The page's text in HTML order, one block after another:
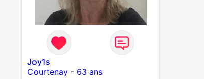
Joy1s
Courtenay- 63 ans